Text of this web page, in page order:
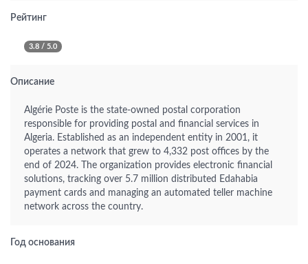
Рейтинг
3.8 / 5.0
Описание
Algérie Poste is the state-owned postal corporation
responsible for providing postal and financial services in
Algeria. Established as an independent entity in 2001, it
operates a network that grew to 4,332 post offices by the
end of 2024. The organization provides electronic financial
solutions, tracking over 5.7 million distributed Edahabia
payment cards and managing an automated teller machine
network across the country.
Год основания